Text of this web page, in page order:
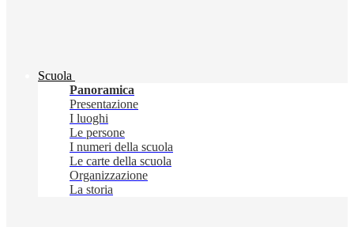
Scuola
Panoramica
Presentazione
I luoghi
Le persone
I numeri della scuola
Le carte della scuola
Organizzazione
La storia